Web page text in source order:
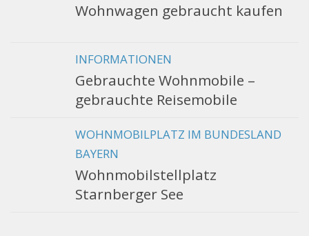
Wohnwagen gebraucht kaufen
INFORMATIONEN
Gebrauchte Wohnmobile –
gebrauchte Reisemobile
WOHNMOBILPLATZ IM BUNDESLAND
BAYERN
Wohnmobilstellplatz
Starnberger See